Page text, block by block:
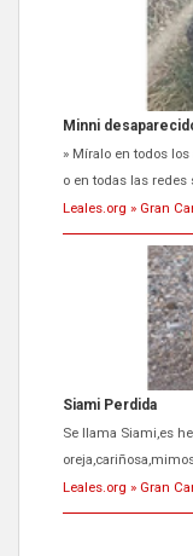
Minni
» Míralo en todos
o en todas las redes
Leales.org » Gran
Siami Perdida
Se llama Siami,es
Leales.org » Gran